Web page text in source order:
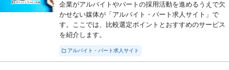
企業がアルバイトやパートの採用活動を進めるうえで欠
かせない媒体が「アルバイト・パート求人サイト」で
す。ここでは、比較選定ポイントとおすすめのサービス
を紹介します。
アルバイト・パート求人サイト